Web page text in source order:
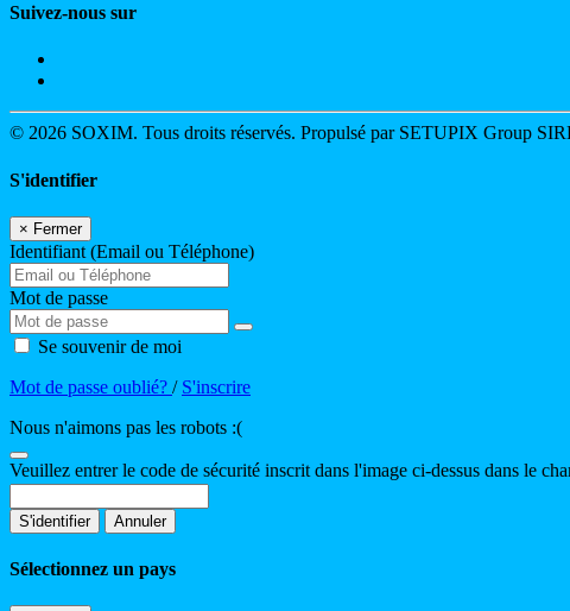
Suivez-nous sur
© 2026 SOXIM. Tous droits réservés. Propulsé par SETUPIX Group
S'identifier
× Fermer
Identifiant (Email ou Téléphone)
Mot de passe
Se souvenir de moi
Mot de passe oublié? / S'inscrire
Nous n'aimons pas les robots :(
Veuillez entrer le code de sécurité inscrit dans l'image ci-dessus dans le
S'identifier Annuler
Sélectionnez un pays